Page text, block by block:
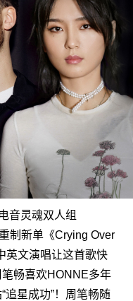
音灵魂双人组
制新单《Crying Over
英文演唱让这首歌快
畅喜欢HONNE多年
追星成功”！周笔畅随